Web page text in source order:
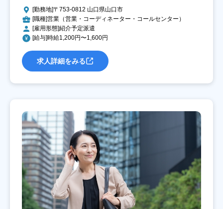
[勤務地]〒753-0812 山口県山口市
[職種]営業（営業・コーディネーター・コールセンター）
[雇用形態]紹介予定派遣
[給与]時給1,200円〜1,600円
求人詳細をみる